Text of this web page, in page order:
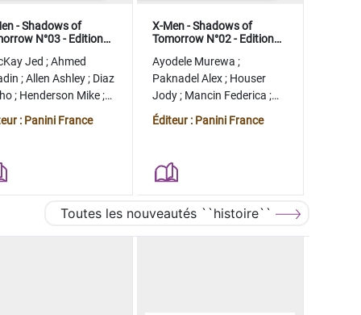
- Shadows of
N°03 - Edition
Jed ;Ahmed
;Allen Ashley; Diaz
; Henderson Mike;
: Panini France
X-Men - Shadows of
Tomorrow N°02 - Edition
Ayodele Murewa ;
Paknadel Alex; Houser
Jody; Mancin Federica ;
Antonio Roge
Éditeur : Panini France
Toutes les nouveautés ``histoire``